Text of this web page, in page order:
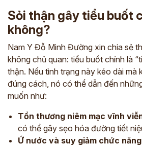
Sỏi thận gây tiểu buốt
không?
Nam Y Đỗ Minh Đường xin chia sẻ
không chủ quan: tiểu buốt chính là
thận. Nếu tình trạng này kéo dài mà
đúng cách, nó có thể dẫn đến
muốn như:
Tổn thương niêm mạc vĩnh
có thể gây sẹo hóa đường tiết
Ứ nước và suy giảm chức